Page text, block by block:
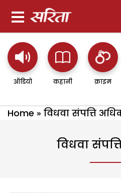
ऑडियो कहानी क्राइम
Home » विधवा संपत्ति
विधवा